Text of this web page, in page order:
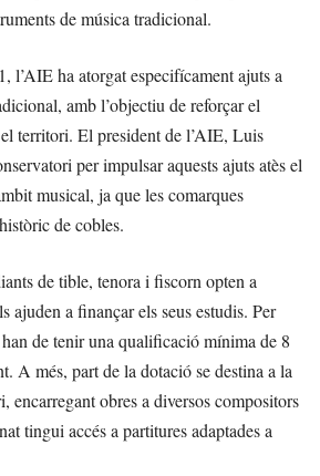
de música tradicional.
l’AIE ha atorgat especifícament ajuts a
amb l’objectiu de reforçar el
territori. El president de l’AIE, Luis
per impulsar aquests ajuts atès el
musical, ja que les comarques
de cobles.
de tible, tenora i fiscorn opten a
ajuden a finançar els seus estudis. Per
de tenir una qualificació mínima de 8
A més, part de la dotació se destina a la
encarregant obres a diversos compositors
tingui accés a partitures adaptades a